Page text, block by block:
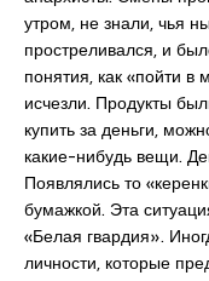
утром, не знали, чья
простреливался, и
понятия, как «пойти в
исчезли. Продукты
купить за деньги,
какие-нибудь вещи.
Появлялись то
бумажкой. Эта
«Белая гвардия».
личности, которые